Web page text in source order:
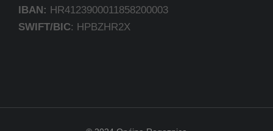
IBAN: HR4123900011858200003
SWIFT/BIC: HPBZHR2X